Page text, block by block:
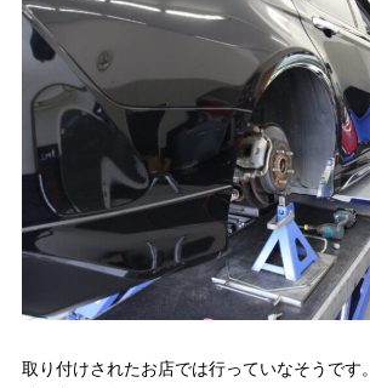
取り付けされたお店では行っていなそうです。